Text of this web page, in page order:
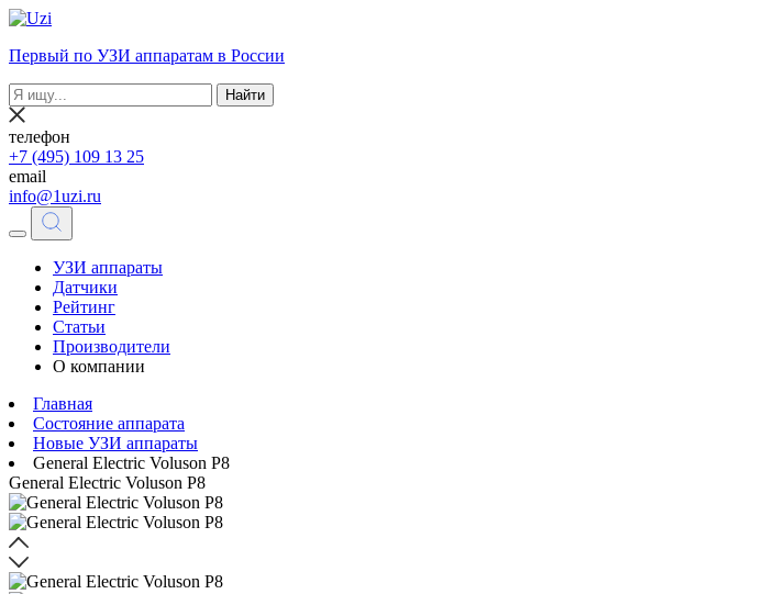
Первый по УЗИ аппаратам в России
Найти
телефон
+7 (495) 109 13 25
email
info@1uzi.ru
УЗИ аппараты
Датчики
Рейтинг
Статьи
Производители
О компании
Главная
Состояние аппарата
Новые УЗИ аппараты
General Electric Voluson P8
General Electric Voluson P8